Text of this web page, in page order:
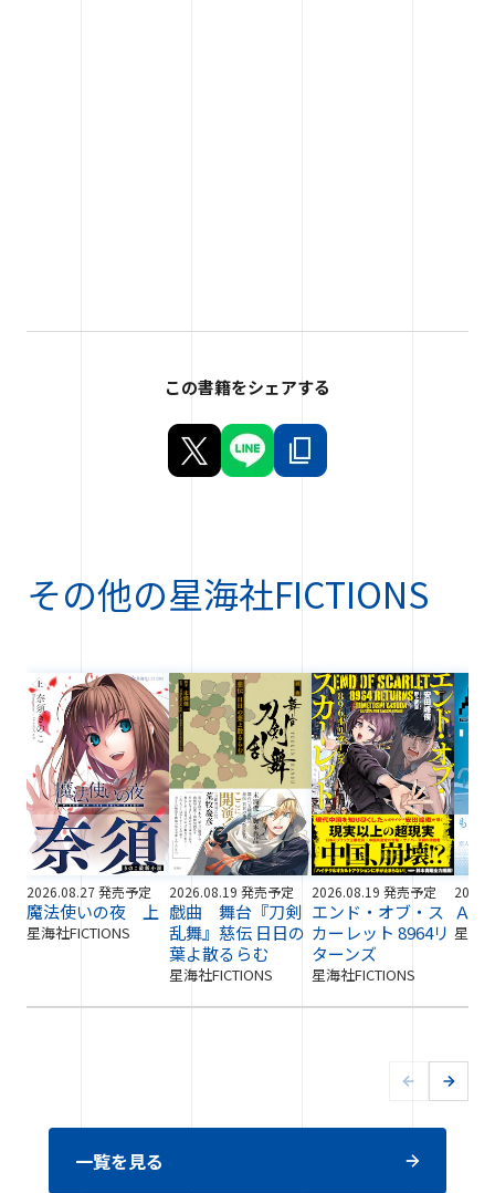
この書籍をシェアする
その他の星海社FICTIONS
2026.08.27 発売予定
魔法使いの夜 上
星海社FICTIONS
2026.08.19 発売予定
戯曲 舞台『刀剣
乱舞』慈伝 日日の
葉よ散るらむ
星海社FICTIONS
2026.08.19 発売予定
エンド・オブ・ス
カーレット 8964リ
ターンズ
星海社FICTIONS
ＡＩ
星海
一覧を見る